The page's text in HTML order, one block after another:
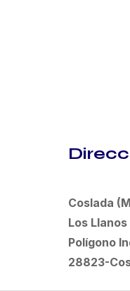
Coslada
Los
Polígono
28823-